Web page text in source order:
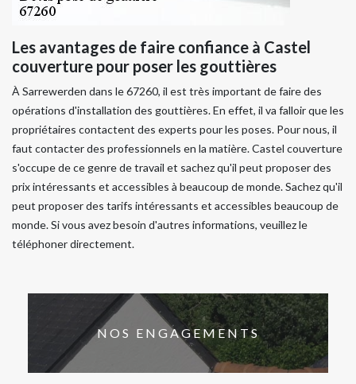
Les avantages de faire confiance à Castel
couverture pour poser les gouttières
À Sarrewerden dans le 67260, il est très important de faire des
opérations d'installation des gouttières. En effet, il va falloir que les
propriétaires contactent des experts pour les poses. Pour nous, il
faut contacter des professionnels en la matière. Castel couverture
s'occupe de ce genre de travail et sachez qu'il peut proposer des
prix intéressants et accessibles à beaucoup de monde. Sachez qu'il
peut proposer des tarifs intéressants et accessibles beaucoup de
monde. Si vous avez besoin d'autres informations, veuillez le
téléphoner directement.
NOS ENGAGEMENTS